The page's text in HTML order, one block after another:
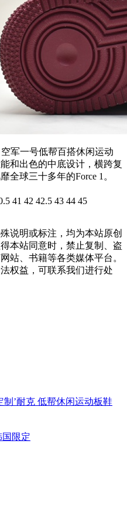
军一号低帮百搭休闲运动
和出色的中底设计，横跨复
全球三十多年的Force 1。
41 42 42.5 43 44 45
说明或标注，均为本站原创
本站同意时，禁止复制、盗
站、书籍等各类媒体平台。
权益，可联系我们进行处
制’耐克 低帮休闲运动板鞋
国限定